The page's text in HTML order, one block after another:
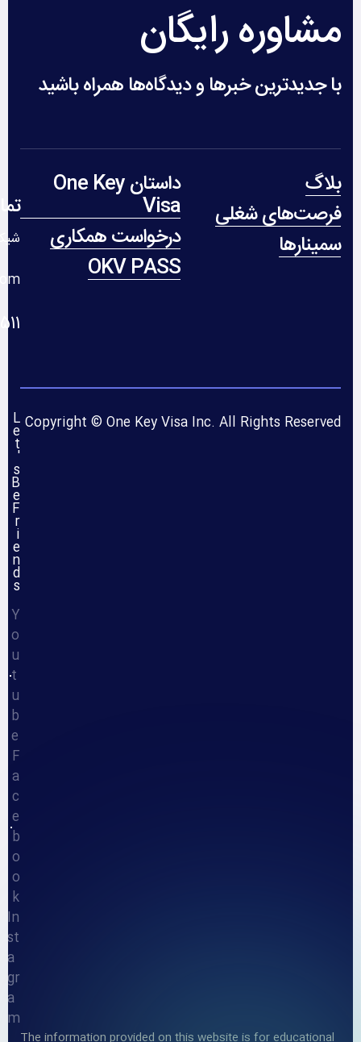
مشاوره رایگان
با جدیدترین خبرها و دیدگاه‌ها همراه باشید
بلاگ
فرصت‌های شغلی
سمینارها
داستان One Key
Visa
درخواست همکاری
OKV PASS
312 1+
Copyright © One Key Visa Inc. All Rights Reserved
L
e
t
'
s
B
e
F
r
i
e
n
d
s
Y
o
u
t
u
b
e
F
a
c
e
b
o
o
k
In
st
a
gr
a
m
The information provided on this website is for educational